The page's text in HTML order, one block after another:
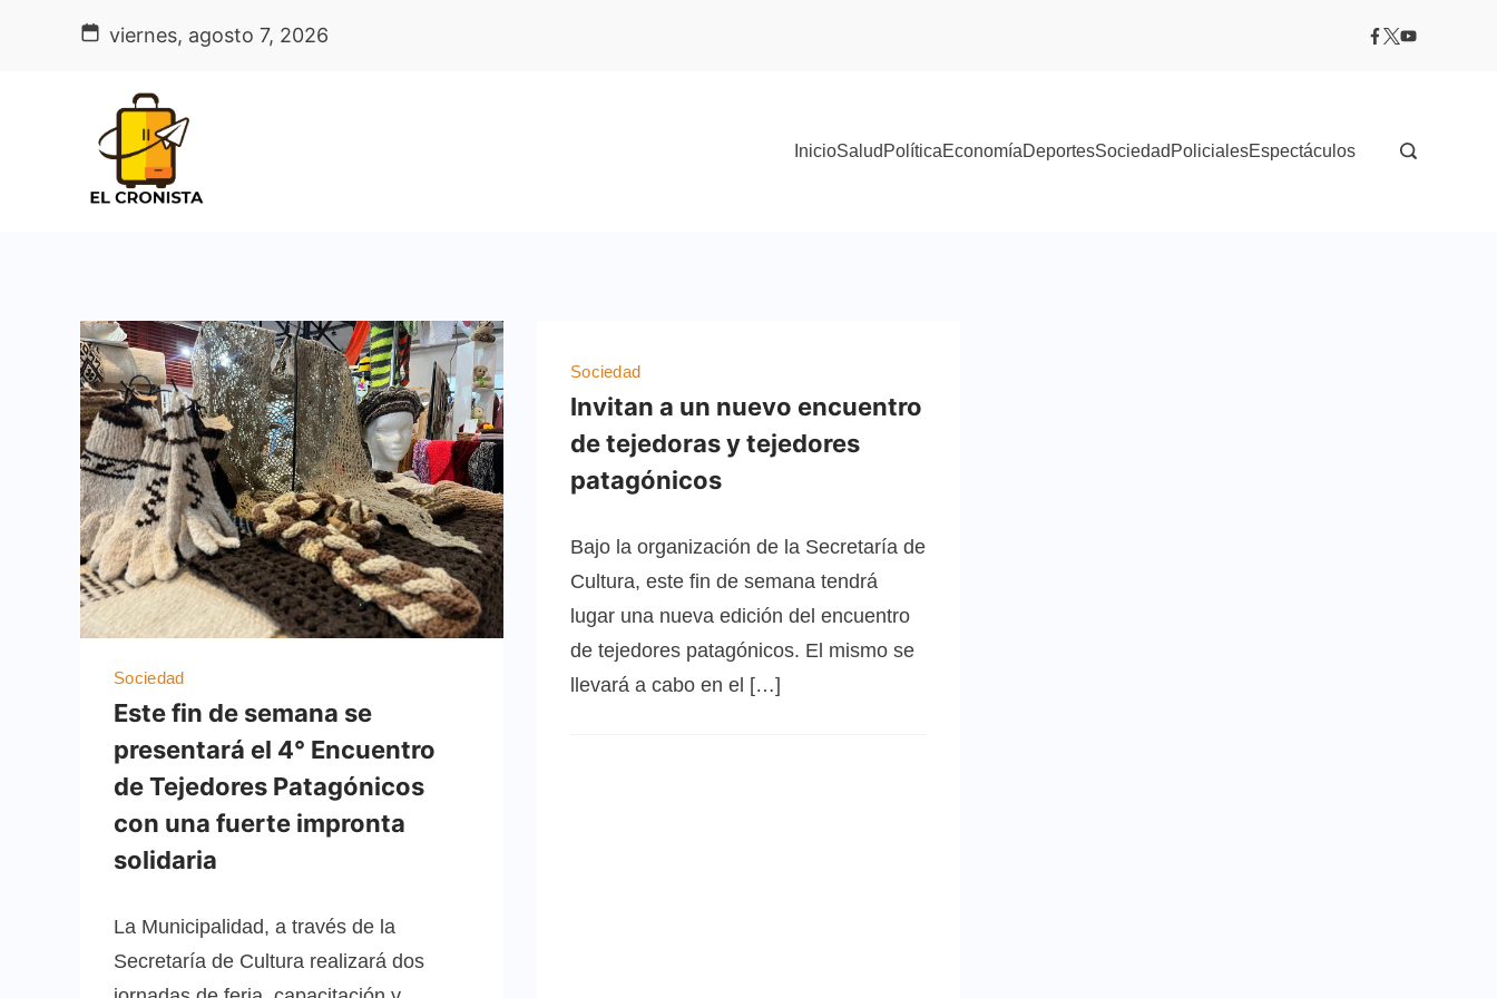
viernes, agosto 7, 2026
InicioSalud PolíticaEconomíaDeportesSociedad PolicialesEspectáculos
Sociedad
Este fin de semana se
presentará el 4° Encuentro
de Tejedores Patagónicos
con una fuerte impronta
solidaria
La Municipalidad, a través de la
Secretaría de Cultura realizará dos
Sociedad
Invitan a un nuevo encuentro
de tejedoras y tejedores
patagónicos
Bajo la organización de la Secretaría de
Cultura, este fin de semana tendrá
lugar una nueva edición del encuentro
de tejedores patagónicos. El mismo se
llevará a cabo en el […]